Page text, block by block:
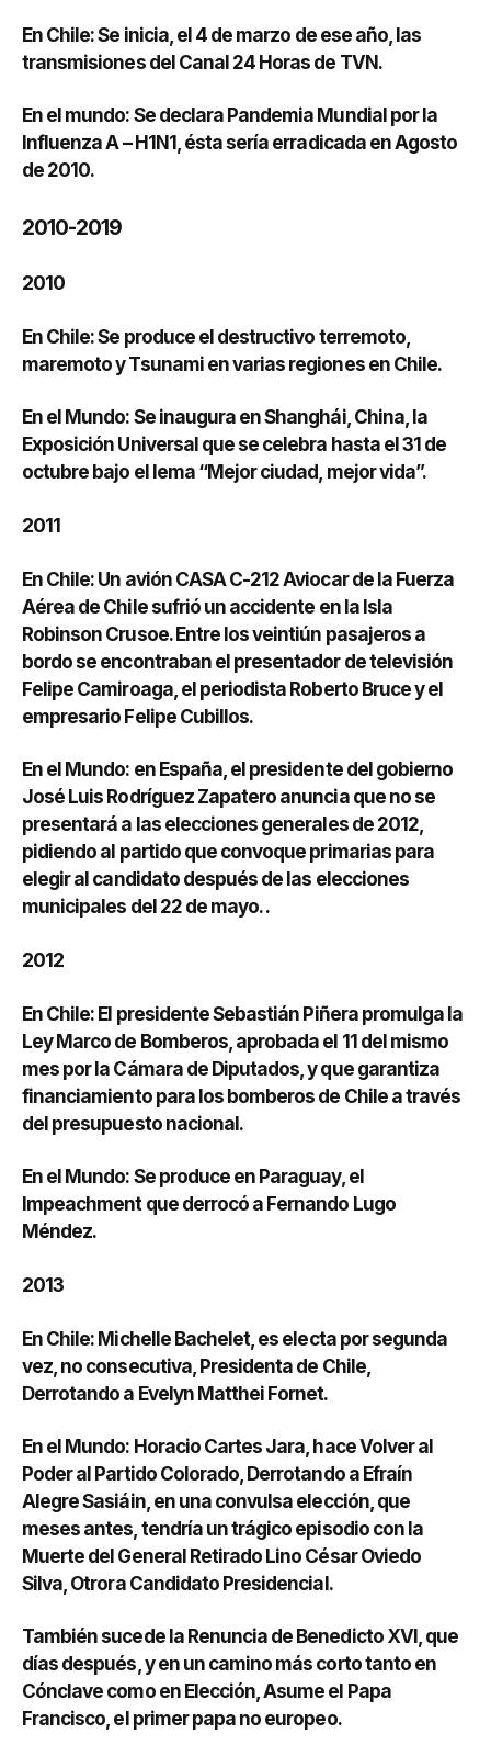
En Chile: Se inicia, el 4 de marzo de ese año, las
transmisiones del Canal 24 Horas de TVN.
En el mundo: Se declara Pandemia Mundial por la
Influenza A – H1N1, ésta sería erradicada en Agosto
de 2010.
2010-2019
2010
En Chile: Se produce el destructivo terremoto,
maremoto y Tsunami en varias regiones en Chile.
En el Mundo: Se inaugura en Shanghái, China, la
Exposición Universal que se celebra hasta el 31 de
octubre bajo el lema “Mejor ciudad, mejor vida”.
2011
En Chile: Un avión CASA C-212 Aviocar de la Fuerza
Aérea de Chile sufrió un accidente en la Isla
Robinson Crusoe. Entre los veintiún pasajeros a
bordo se encontraban el presentador de televisión
Felipe Camiroaga, el periodista Roberto Bruce y el
empresario Felipe Cubillos.
En el Mundo: en España, el presidente del gobierno
José Luis Rodríguez Zapatero anuncia que no se
presentará a las elecciones generales de 2012,
pidiendo al partido que convoque primarias para
elegir al candidato después de las elecciones
municipales del 22 de mayo. .
2012
En Chile: El presidente Sebastián Piñera promulga la
Ley Marco de Bomberos, aprobada el 11 del mismo
mes por la Cámara de Diputados, y que garantiza
financiamiento para los bomberos de Chile a través
del presupuesto nacional.
En el Mundo: Se produce en Paraguay, el
Impeachment que derrocó a Fernando Lugo
Méndez.
2013
En Chile: Michelle Bachelet, es electa por segunda
vez, no consecutiva, Presidenta de Chile,
Derrotando a Evelyn Matthei Fornet.
En el Mundo: Horacio Cartes Jara, hace Volver al
Poder al Partido Colorado, Derrotando a Efraín
Alegre Sasiáin, en una convulsa elección, que
meses antes, tendría un trágico episodio con la
Muerte del General Retirado Lino César Oviedo
Silva, Otrora Candidato Presidencial.
También sucede la Renuncia de Benedicto XVI, que
días después, y en un camino más corto tanto en
Cónclave como en Elección, Asume el Papa
Francisco, el primer papa no europeo.